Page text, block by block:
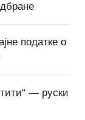
податке о
— руски